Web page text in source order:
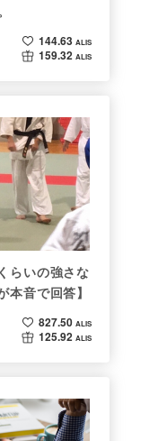
144.63 ALIS
159.32 ALIS
らいの強さな
音で回答】
827.50 ALIS
125.92 ALIS